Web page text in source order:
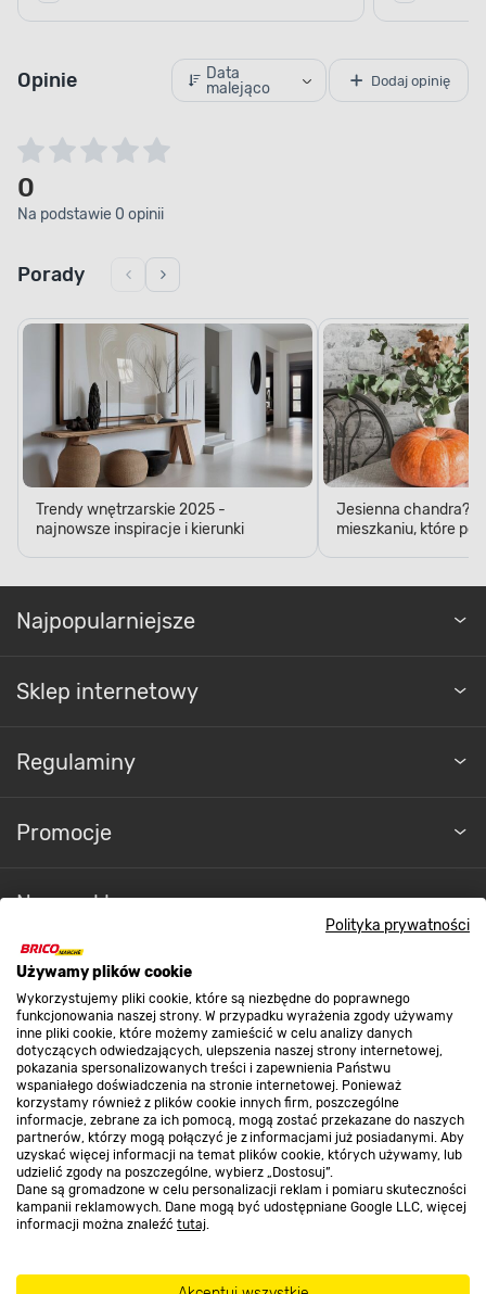
Polityka prywatności
Używamy plików cookie
Wykorzystujemy pliki cookie, które są niezbędne do poprawnego
funkcjonowania naszej strony. W przypadku wyrażenia zgody używamy
inne pliki cookie, które możemy zamieścić w celu analizy danych
dotyczących odwiedzających, ulepszenia naszej strony internetowej,
pokazania spersonalizowanych treści i zapewnienia Państwu
wspaniałego doświadczenia na stronie internetowej. Ponieważ
korzystamy również z plików cookie innych firm, poszczególne
informacje, zebrane za ich pomocą, mogą zostać przekazane do naszych
partnerów, którzy mogą połączyć je z informacjami już posiadanymi. Aby
uzyskać więcej informacji na temat plików cookie, których używamy, lub
udzielić zgody na poszczególne, wybierz „Dostosuj”.
Dane są gromadzone w celu personalizacji reklam i pomiaru skuteczności
kampanii reklamowych. Dane mogą być udostępniane Google LLC, więcej
informacji można znaleźć tutaj.
Opinie
Data
malejąco
Dodaj opinię
0
Na podstawie 0 opinii
Porady
Trendy wnętrzarskie 2025 -
najnowsze inspiracje i kierunki
Jesienna chandra?
mieszkaniu, które
Najpopularniejsze
Sklep internetowy
Regulaminy
Promocje
Nasze sklepy
O nas
Kontakt do sklepu
Strefa biznesu
Dołącz do nas